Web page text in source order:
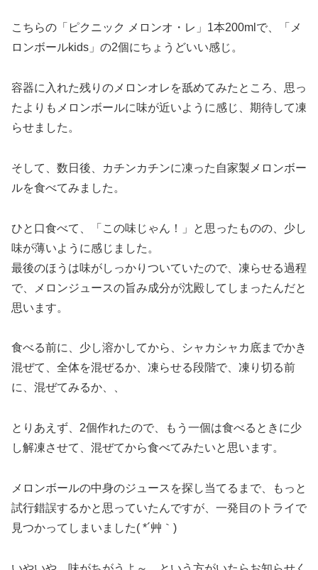
こちらの「ピクニック メロンオ・レ」1本200mlで、「メ
ロンボールkids」の2個にちょうどいい感じ。
容器に入れた残りのメロンオレを舐めてみたところ、思っ
たよりもメロンボールに味が近いように感じ、期待して凍
らせました。
そして、数日後、カチンカチンに凍った自家製メロンボー
ルを食べてみました。
ひと口食べて、「この味じゃん！」と思ったものの、少し
味が薄いように感じました。
最後のほうは味がしっかりついていたので、凍らせる過程
で、メロンジュースの旨み成分が沈殿してしまったんだと
思います。
食べる前に、少し溶かしてから、シャカシャカ底までかき
混ぜて、全体を混ぜるか、凍らせる段階で、凍り切る前
に、混ぜてみるか、、
とりあえず、2個作れたので、もう一個は食べるときに少
し解凍させて、混ぜてから食べてみたいと思います。
メロンボールの中身のジュースを探し当てるまで、もっと
試行錯誤するかと思っていたんですが、一発目のトライで
見つかってしまいました( *´艸｀)